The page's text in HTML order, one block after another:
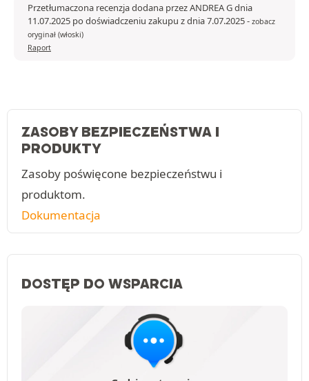
Przetłumaczona recenzja dodana przez ANDREA G dnia
11.07.2025 po doświadczeniu zakupu z dnia 7.07.2025- zobacz
oryginał (włoski)
Raport
ZASOBY BEZPIECZEŃSTWA I
PRODUKTY
Zasoby poświęcone bezpieczeństwu i
produktom.
Dokumentacja
DOSTĘP DO WSPARCIA